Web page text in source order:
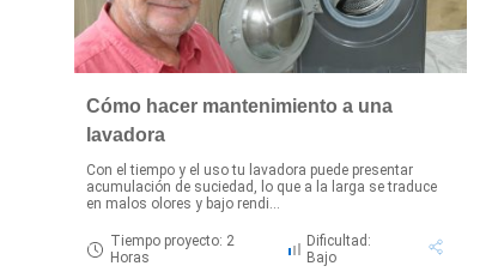
Cómo hacer mantenimiento a una
lavadora
Con el tiempo y el uso tu lavadora puede presentar
acumulación de suciedad, lo que a la larga se traduce
en malos olores y bajo rendi...
Tiempo proyecto: 2
Horas
Dificultad:
Bajo